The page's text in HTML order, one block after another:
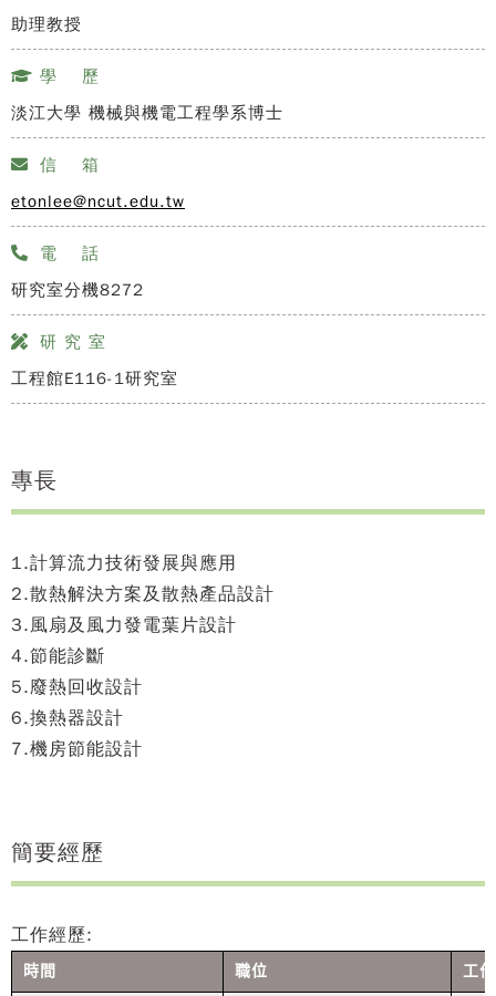
助理教授
學 歷
淡江大學 機械與機電工程學系博士
信 箱
etonlee@ncut.edu.tw
電 話
研究室分機8272
研 究 室
工程館E116-1研究室
專長
1.計算流力技術發展與應用
2.散熱解決方案及散熱產品設計
3.風扇及風力發電葉片設計
4.節能診斷
5.廢熱回收設計
6.換熱器設計
7.機房節能設計
簡要經歷
工作經歷:
時間 職位 工